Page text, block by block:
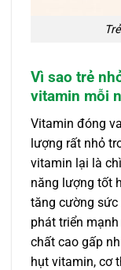
Vì sao trẻ
vitamin mỗi
Vitamin đóng
lượng rất nhỏ
vitamin lại là
năng lượng tốt
tăng cường sức
phát triển
chất cao gấp
hụt vitamin, cơ